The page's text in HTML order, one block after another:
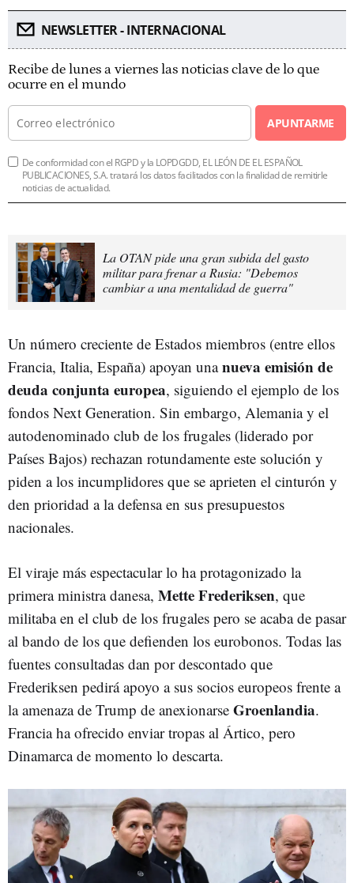
NEWSLETTER - INTERNACIONAL
Recibe de lunes a viernes las noticias clave de lo que
ocurre en el mundo
APUNTARME
De conformidad con el RGPD y la LOPDGDD, EL LEÓN DE EL ESPAÑOL
PUBLICACIONES, S.A. tratará los datos facilitados con la finalidad de remitirle
noticias de actualidad.
La OTAN pide una gran subida del gasto
militar para frenar a Rusia: "Debemos
cambiar a una mentalidad de guerra"
Un número creciente de Estados miembros (entre ellos
Francia, Italia, España) apoyan unanueva emisión de
deuda conjunta europea, siguiendo el ejemplo de los
fondos Next Generation. Sin embargo, Alemania y el
autodenominado club de los frugales (liderado por
Países Bajos) rechazan rotundamente este solución y
piden a los incumplidores que se aprieten el cinturón y
den prioridad a la defensa en sus presupuestos
nacionales.
El viraje más espectacular lo ha protagonizado la
primera ministra danesa, Mette Frederiksen, que
militaba en el club de los frugales pero se acaba de pasar
al bando de los que defienden los eurobonos. Todas las
fuentes consultadas dan por descontado que
Frederiksen pedirá apoyo a sus socios europeos frente a
la amenaza de Trump de anexionarse Groenlandia.
Francia ha ofrecido enviar tropas al Ártico, pero
Dinamarca de momento lo descarta.